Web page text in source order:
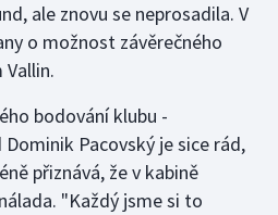
ale znovu se neprosadila. V
o možnost závěrečného
bodování klubu -
Pacovský je sice rád,
přiznává, že v kabině
"Každý jsme si to